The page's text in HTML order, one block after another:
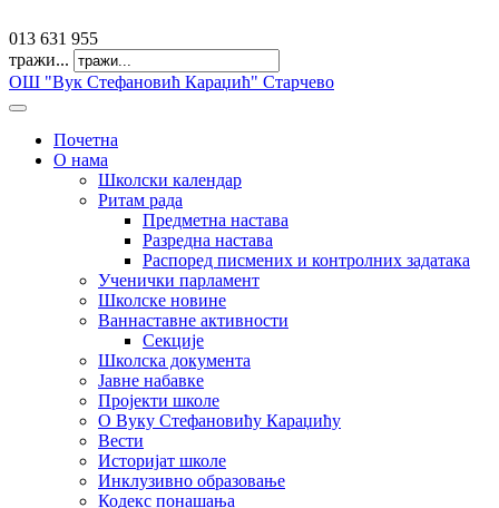
013 631 955
тражи...
ОШ "Вук Стефановић Караџић" Старчево
Почетна
О нама
Школски календар
Ритам рада
Предметна настава
Разредна настава
Распоред писмених и контролних задатака
Ученички парламент
Школске новине
Ваннаставне активности
Секције
Школска документа
Јавне набавке
Пројекти школе
О Вуку Стефановићу Караџићу
Вести
Историјат школе
Инклузивно образовање
Кодекс понашања